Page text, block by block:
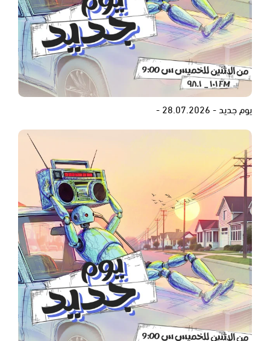
يوم جديد - 28.07.2026 -